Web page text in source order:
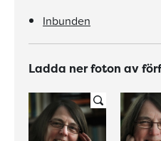
Inbunden
Ladda ner foton av